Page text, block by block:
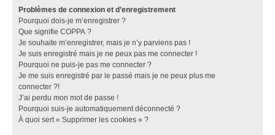
Problèmes de connexion et d’enregistrement
Pourquoi dois-je m’enregistrer ?
Que signifie COPPA ?
Je souhaite m’enregistrer, mais je n’y parviens pas !
Je suis enregistré mais je ne peux pas me connecter !
Pourquoi ne puis-je pas me connecter ?
Je me suis enregistré par le passé mais je ne peux plus me
connecter ?!
J’ai perdu mon mot de passe !
Pourquoi suis-je automatiquement déconnecté ?
À quoi sert « Supprimer les cookies » ?